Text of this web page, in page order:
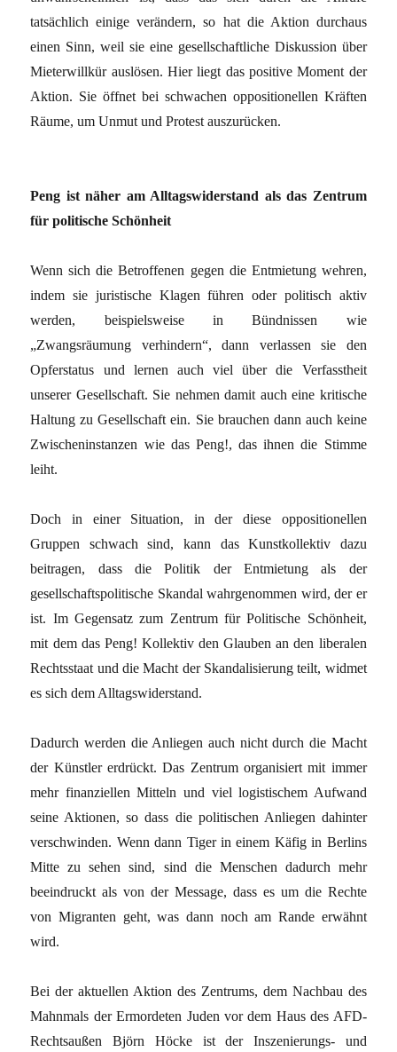
tatsächlich einige verändern, so hat die Aktion durchaus
einen Sinn, weil sie eine gesellschaftliche Diskussion über
Mieterwillkür auslösen. Hier liegt das positive Moment der
Aktion. Sie öffnet bei schwachen oppositionellen Kräften
Räume, um Unmut und Protest auszurücken.
Peng ist näher am Alltagswiderstand als das Zentrum
für politische Schönheit
Wenn sich die Betroffenen gegen die Entmietung wehren,
indem sie juristische Klagen führen oder politisch aktiv
werden, beispielsweise in Bündnissen wie
„Zwangsräumung verhindern“, dann verlassen sie den
Opferstatus und lernen auch viel über die Verfasstheit
unserer Gesellschaft. Sie nehmen damit auch eine kritische
Haltung zu Gesellschaft ein. Sie brauchen dann auch keine
Zwischeninstanzen wie das Peng!, das ihnen die Stimme
leiht.
Doch in einer Situation, in der diese oppositionellen
Gruppen schwach sind, kann das Kunstkollektiv dazu
beitragen, dass die Politik der Entmietung als der
gesellschaftspolitische Skandal wahrgenommen wird, der er
ist. Im Gegensatz zum Zentrum für Politische Schönheit,
mit dem das Peng! Kollektiv den Glauben an den liberalen
Rechtsstaat und die Macht der Skandalisierung teilt, widmet
es sich dem Alltagswiderstand.
Dadurch werden die Anliegen auch nicht durch die Macht
der Künstler erdrückt. Das Zentrum organisiert mit immer
mehr finanziellen Mitteln und viel logistischem Aufwand
seine Aktionen, so dass die politischen Anliegen dahinter
verschwinden. Wenn dann Tiger in einem Käfig in Berlins
Mitte zu sehen sind, sind die Menschen dadurch mehr
beeindruckt als von der Message, dass es um die Rechte
von Migranten geht, was dann noch am Rande erwähnt
wird.
Bei der aktuellen Aktion des Zentrums, dem Nachbau des
Mahnmals der Ermordeten Juden vor dem Haus des AFD-
Rechtsaußen Björn Höcke ist der Inszenierungs- und